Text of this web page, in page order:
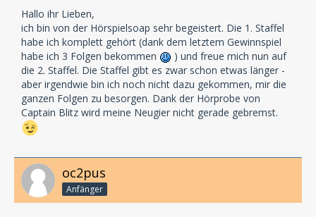
Hallo ihr Lieben,
ich bin von der Hörspielsoap sehr begeistert. Die 1. Staffel
habe ich komplett gehört (dank dem letztem Gewinnspiel
habe ich 3 Folgen bekommen
) und freue mich nun auf
die 2. Staffel. Die Staffel gibt es zwar schon etwas länger -
aber irgendwie bin ich noch nicht dazu gekommen, mir die
ganzen Folgen zu besorgen. Dank der Hörprobe von
Captain Blitz wird meine Neugier nicht gerade gebremst.
oc2pus
Anfänger